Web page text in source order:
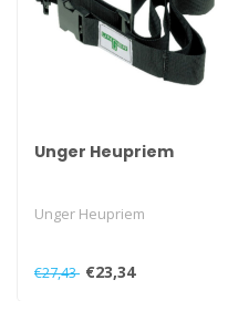
Unger Heupriem
Unger Heupriem
€27,43 €23,34